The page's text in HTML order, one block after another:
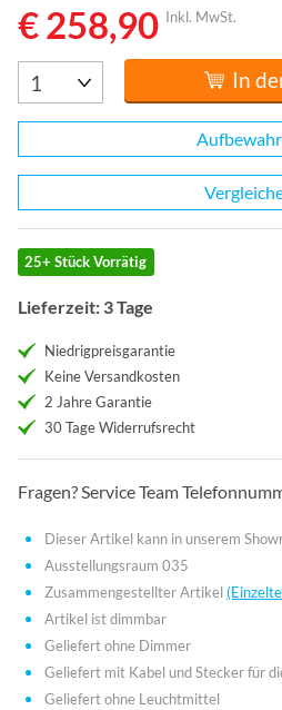
€ 258,90 Inkl. MwSt.
In
25+ Stück Vorrätig
Lieferzeit: 3 Tage
Niedrigpreisgarantie
Keine Versandkosten
2 Jahre Garantie
30 Tage Widerrufsrecht
Fragen? Service Team
Dieser Artikel kann in unserem
Ausstellungsraum 035
Zusammengestellter Artikel
Artikel ist dimmbar
Geliefert ohne Dimmer
Geliefert mit Kabel und Stecker für
Geliefert ohne Leuchtmittel